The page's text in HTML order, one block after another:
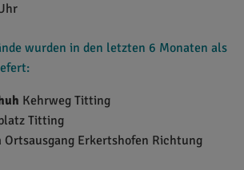
wurden in den letzten 6 Monaten als
Kehrweg Titting
Titting
Ortsausgang Erkertshofen Richtung